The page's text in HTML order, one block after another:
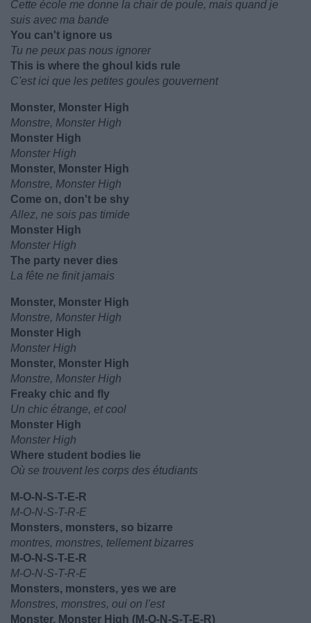
Cette école me donne la chair de poule, mais quand je
suis avec ma bande
You can't ignore us
Tu ne peux pas nous ignorer
This is where the ghoul kids rule
C'est ici que les petites goules gouvernent
Monster, Monster High
Monstre, Monster High
Monster High
Monster High
Monster, Monster High
Monstre, Monster High
Come on, don't be shy
Allez, ne sois pas timide
Monster High
Monster High
The party never dies
La fête ne finit jamais
Monster, Monster High
Monstre, Monster High
Monster High
Monster High
Monster, Monster High
Monstre, Monster High
Freaky chic and fly
Un chic étrange, et cool
Monster High
Monster High
Where student bodies lie
Où se trouvent les corps des étudiants
M-O-N-S-T-E-R
M-O-N-S-T-R-E
Monsters, monsters, so bizarre
montres, monstres, tellement bizarres
M-O-N-S-T-E-R
M-O-N-S-T-R-E
Monsters, monsters, yes we are
Monstres, monstres, oui on l'est
Monster, Monster High (M-O-N-S-T-E-R)